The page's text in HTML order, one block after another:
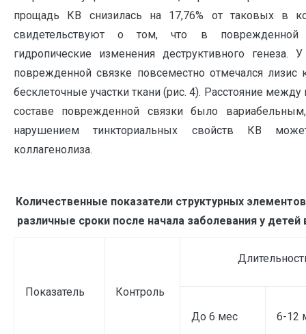
прощадь КВ снизилась на 17,76% от таковых в
свидетельствуют о том, что в поврежденной
гидропические изменения деструктивного
поврежденной связке повсеместно отмечался лизис
бесклеточные участки ткани (рис. 4). Расстояние
составе поврежденной связки было
нарушением тинкториальных свойств КВ
коллагенолиза.
Количественные показатели структурных
различные сроки после начала заболевания у
Показатель Контроль
До 6 мес 6-12